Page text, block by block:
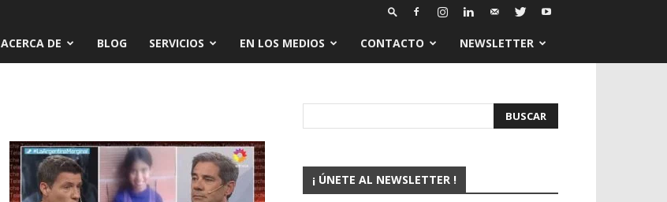
ACERCA DE BLOG SERVICIOS EN LOS MEDIOS CONTACTO NEWSLETTER
¡ ÚNETE AL NEWSLETTER !